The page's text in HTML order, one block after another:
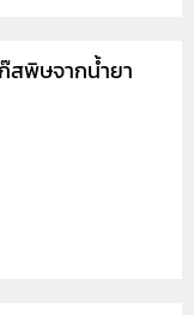
สพิษจากน้ำยา